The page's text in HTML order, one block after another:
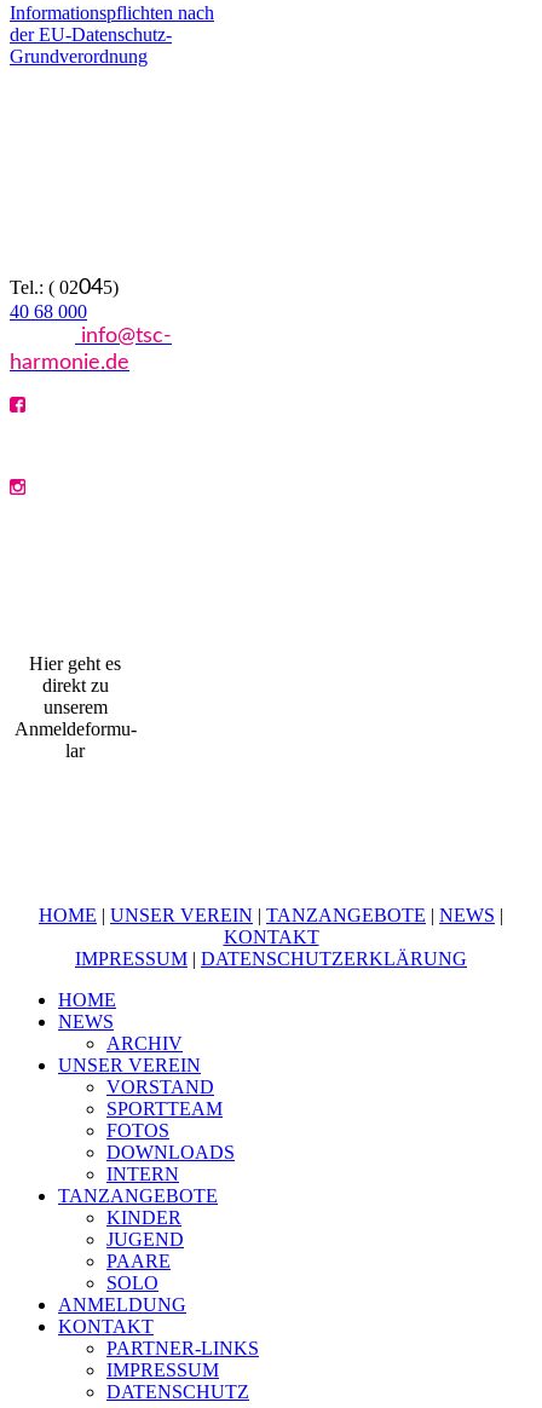
Informationspflichten nach
der EU-Datenschutz-
Grundverordnung
Tel.: ( 02045)
40 68 000
info@tsc-
harmonie.de
Hier geht es
direkt zu
unserem
Anmeldefor­mu­
lar
HOME | UNSER VEREIN | TANZANGEBOTE | NEWS |
KONTAKT
IMPRESSUM | DATENSCHUTZERKLÄRUNG
HOME
NEWS
ARCHIV
UNSER VEREIN
VORSTAND
SPORTTEAM
FOTOS
DOWNLOADS
INTERN
TANZANGEBOTE
KINDER
JUGEND
PAARE
SOLO
ANMELDUNG
KONTAKT
PARTNER-LINKS
IMPRESSUM
DATENSCHUTZ